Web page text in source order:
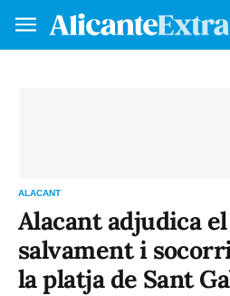
ALACANT
Alacant adjudica
salvament i
la platja de Sant